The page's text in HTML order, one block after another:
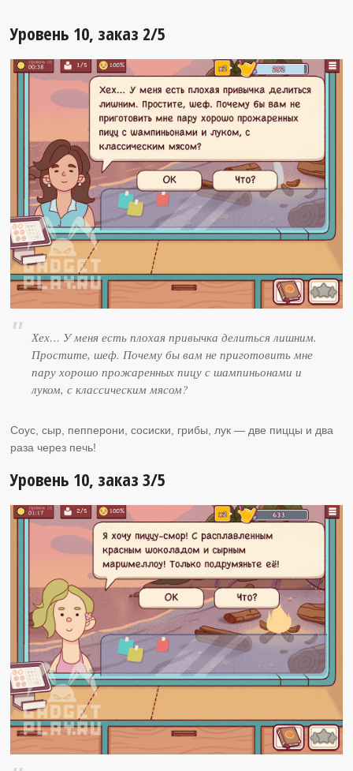
Уровень 10, заказ 2/5
Хех… У меня есть плохая привычка делиться лишним.
Простите, шеф. Почему бы вам не приготовить мне
пару хорошо прожаренных пицу с шампиньонами и
луком, с классическим мясом?
Соус, сыр, пепперони, сосиски, грибы, лук — две пиццы и два
раза через печь!
Уровень 10, заказ 3/5